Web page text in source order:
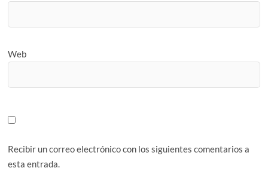
Web
Recibir un correo electrónico con los siguientes comentarios a
esta entrada.